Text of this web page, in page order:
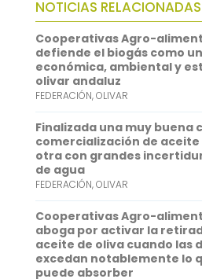
o
o
k
t
e
r
i
l
a
t
s
A
p
p
i
n
k
e
d
I
n
NOTICIAS
Cooperativas Agro-
defiende el biogás como
económica, ambiental y
olivar andaluz
FEDERACIÓN,OLIVAR
Finalizada una muy buena
comercialización de aceite
otra con grandes
de agua
FEDERACIÓN,OLIVAR
Cooperativas Agro-
aboga por activar la
aceite de oliva cuando las
excedan notablemente lo
puede absorber